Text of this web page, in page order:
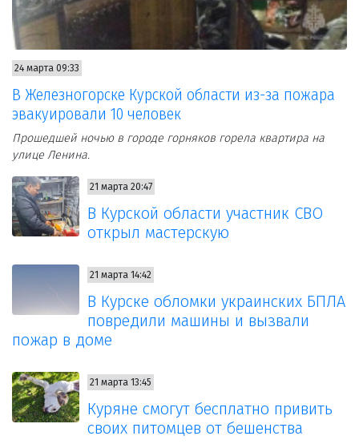
24 марта 09:33
В Железногорске Курской области из-за пожара
эвакуировали 10 человек
Прошедшей ночью в городе горняков горела квартира на
улице Ленина.
21 марта 20:47
В Курской области участник СВО
открыл мастерскую
21 марта 14:42
В Курске обломки украинских БПЛА
повредили машины и вызвали
пожар в доме
21 марта 13:45
Куряне смогут бесплатно привить
своих питомцев от бешенства